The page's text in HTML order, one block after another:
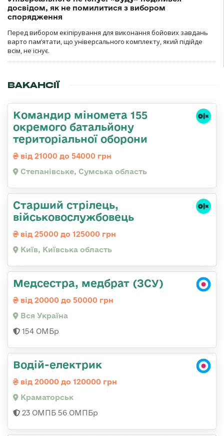
досвідом, як не помилитися з вибором
спорядження
Перед вибором екіпірування для виконання бойових завдань
варто пам’ятати, що універсального комплекту, який підійде
всім, не існує.
ВАКАНСІЇ
Командир міномета 155
окремого батальйону
територіальної оборони
від 21000 до 54000 грн
Степанівське, Сумська область
Старший стрілець,
військовослужбовець
від 25000 до 125000 грн
Київ, Київська область
Медсестра, медбрат (ЗСУ)
від 20000 до 50000 грн
Вся Україна
154 ОМБр
Водій-електрик
від 20000 до 120000 грн
Краматорськ
23 ОМПБ 56 ОМПБр